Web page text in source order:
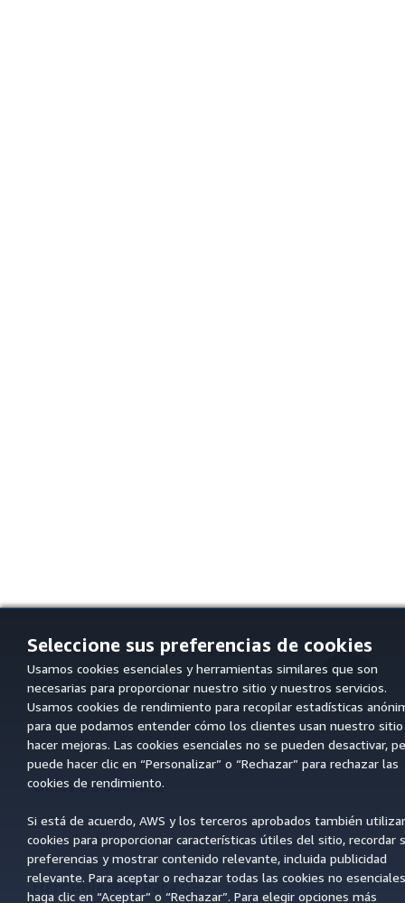
Seleccione sus preferencias de cookies
Usamos cookies esenciales y herramientas similares que son
necesarias para proporcionar nuestro sitio y nuestros servicios.
Usamos cookies de rendimiento para recopilar estadísticas
para que podamos entender cómo los clientes usan nuestro
hacer mejoras. Las cookies esenciales no se pueden desactivar,
puede hacer clic en “Personalizar” o “Rechazar” para rechazar las
cookies de rendimiento.
Si está de acuerdo, AWS y los terceros aprobados también
cookies para proporcionar características útiles del sitio, recordar
preferencias y mostrar contenido relevante, incluida publicidad
relevante. Para aceptar o rechazar todas las cookies no
haga clic en “Aceptar” o “Rechazar”. Para elegir opciones más
Introducción
Tutoriales prácticos de AWS
Biblioteca de soluciones de AWS
Guías de decisiones de AWS
Guías De Servicio
Elección de un servicio de IA generativa
Guías de servicio de AWS
Tutoriales de CLI de AWS en GitHub
Herramientas Para
arriba